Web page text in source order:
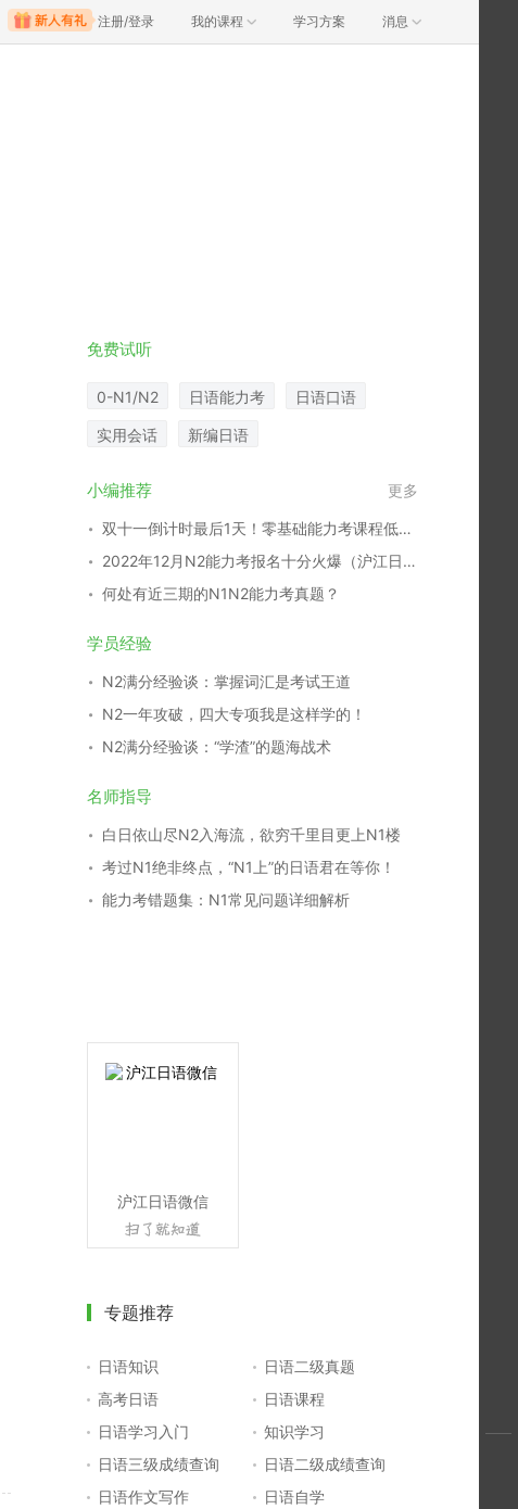
注册/登录 我的课程 学习方案 消息
免费试听
0-N1/N2 日语能力考 日语口语
实用会话 新编日语
小编推荐 更多
双十一倒计时最后1天！零基础能力考课程低至4元/课时起！
2022年12月N2能力考报名十分火爆（沪江日语快讯）
何处有近三期的N1N2能力考真题？
学员经验
N2满分经验谈：掌握词汇是考试王道
N2一年攻破，四大专项我是这样学的！
N2满分经验谈：“学渣”的题海战术
名师指导
白日依山尽N2入海流，欲穷千里目更上N1楼
考过N1绝非终点，“N1上”的日语君在等你！
能力考错题集：N1常见问题详细解析
沪江日语微信
专题推荐
日语知识
日语二级真题
高考日语
日语课程
日语学习入门
知识学习
日语三级成绩查询
日语二级成绩查询
日语作文写作
日语自学